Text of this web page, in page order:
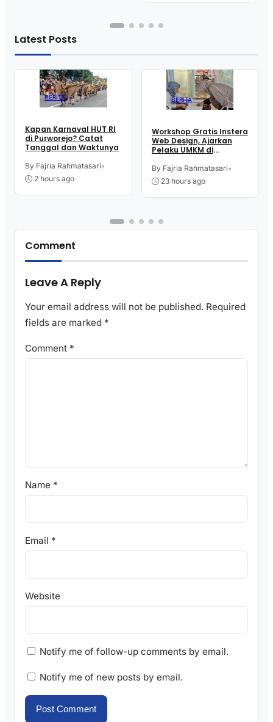
Latest Posts
BERITA
Kapan Karnaval HUT RI
di Purworejo? Catat
Tanggal dan Waktunya
By Fajria Rahmatasari•
2 hours ago
BERITA
Workshop Gratis Instera
Web Design, Ajarkan
Pelaku UMKM di
Teknologi Digital buat
Jualan
By Fajria Rahmatasari•
23 hours ago
Comment
Leave A Reply
Your email address will not be published. Required
fields are marked *
Comment *
Name *
Email *
Website
Notify me of follow-up comments by email.
Notify me of new posts by email.